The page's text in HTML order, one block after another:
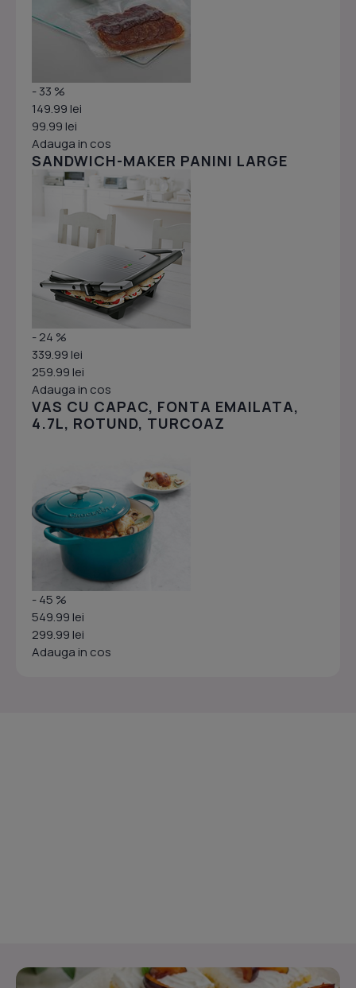
- 33 %
149.99 lei
99.99 lei
Adauga in cos
SANDWICH-MAKER PANINI LARGE
- 24 %
339.99 lei
259.99 lei
Adauga in cos
VAS CU CAPAC, FONTA EMAILATA,
4.7L, ROTUND, TURCOAZ
- 45 %
549.99 lei
299.99 lei
Adauga in cos